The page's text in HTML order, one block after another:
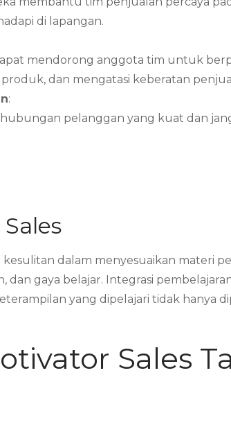
di lapangan.
mendorong anggota tim untuk
dan mengatasi keberatan
:
pelanggan yang kuat dan
dalam menyesuaikan materi
gaya belajar. Integrasi
yang dipelajari tidak hanya
Sales